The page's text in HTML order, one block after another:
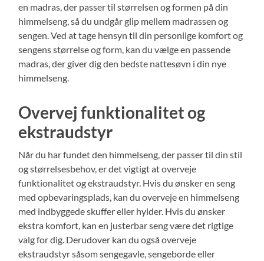
en madras, der passer til størrelsen og formen på din
himmelseng, så du undgår glip mellem madrassen og
sengen. Ved at tage hensyn til din personlige komfort og
sengens størrelse og form, kan du vælge en passende
madras, der giver dig den bedste nattesøvn i din nye
himmelseng.
Overvej funktionalitet og
ekstraudstyr
Når du har fundet den himmelseng, der passer til din stil
og størrelsesbehov, er det vigtigt at overveje
funktionalitet og ekstraudstyr. Hvis du ønsker en seng
med opbevaringsplads, kan du overveje en himmelseng
med indbyggede skuffer eller hylder. Hvis du ønsker
ekstra komfort, kan en justerbar seng være det rigtige
valg for dig. Derudover kan du også overveje
ekstraudstyr såsom sengegavle, sengeborde eller